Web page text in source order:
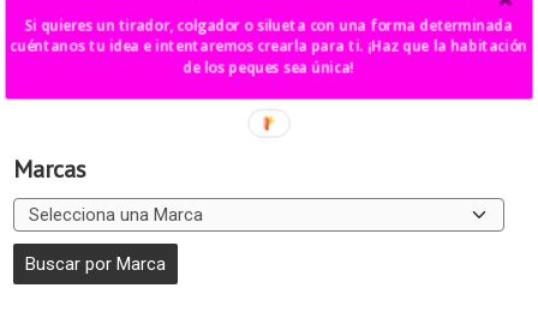
Marcas
Si quieres un tirador, colgador o silueta con una forma determinada
cuéntanos tu idea e intentaremos crearla para ti. ¡Haz que la habitación
de los peques sea única!